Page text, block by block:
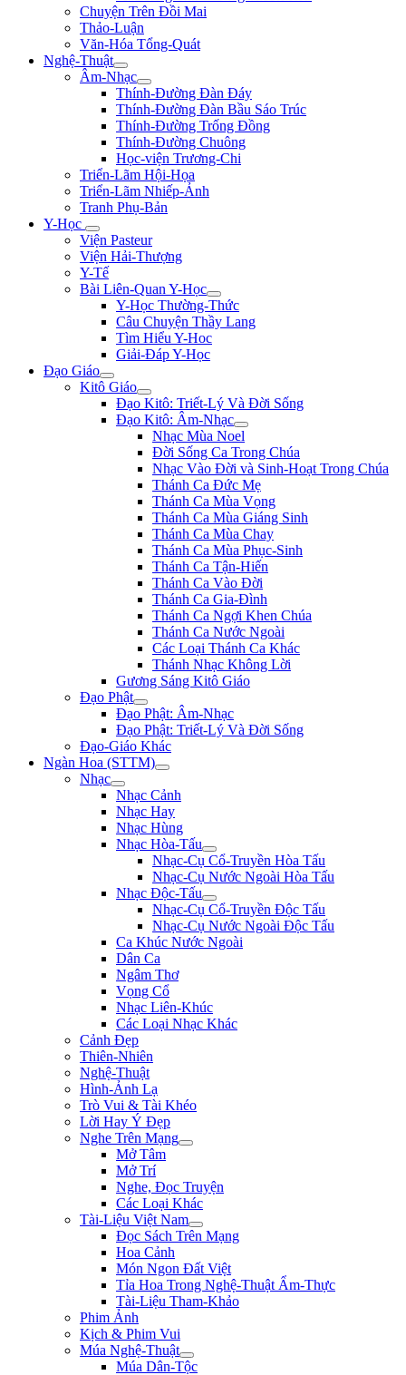
Chuyện Trên Đồi Mai
Thảo-Luận
Văn-Hóa Tổng-Quát
Nghệ-Thuật
Âm-Nhạc
Thính-Đường Đàn Đáy
Thính-Đường Đàn Bầu Sáo Trúc
Thính-Đường Trống Đồng
Thính-Đường Chuông
Học-viện Trương-Chi
Triển-Lãm Hội-Họa
Triển-Lãm Nhiếp-Ảnh
Tranh Phụ-Bản
Y-Học
Viện Pasteur
Viện Hải-Thượng
Y-Tế
Bài Liên-Quan Y-Học
Y-Học Thường-Thức
Câu Chuyện Thầy Lang
Tìm Hiểu Y-Hoc
Giải-Đáp Y-Học
Đạo Giáo
Kitô Giáo
Đạo Kitô: Triết-Lý Và Đời Sống
Đạo Kitô: Âm-Nhạc
Nhạc Mùa Noel
Đời Sống Ca Trong Chúa
Nhạc Vào Đời và Sinh-Hoạt Trong Chúa
Thánh Ca Đức Mẹ
Thánh Ca Mùa Vọng
Thánh Ca Mùa Giáng Sinh
Thánh Ca Mùa Chay
Thánh Ca Mùa Phục-Sinh
Thánh Ca Tận-Hiến
Thánh Ca Vào Đời
Thánh Ca Gia-Đình
Thánh Ca Ngợi Khen Chúa
Thánh Ca Nước Ngoài
Các Loại Thánh Ca Khác
Thánh Nhạc Không Lời
Gương Sáng Kitô Giáo
Đạo Phật
Đạo Phật: Âm-Nhạc
Đạo Phật: Triết-Lý Và Đời Sống
Đạo-Giáo Khác
Ngàn Hoa (STTM)
Nhạc
Nhạc Cảnh
Nhạc Hay
Nhạc Hùng
Nhạc Hòa-Tấu
Nhạc-Cụ Cổ-Truyền Hòa Tấu
Nhạc-Cụ Nước Ngoài Hòa Tấu
Nhạc Độc-Tấu
Nhạc-Cụ Cổ-Truyền Độc Tấu
Nhạc-Cụ Nước Ngoài Độc Tấu
Ca Khúc Nước Ngoài
Dân Ca
Ngâm Thơ
Vọng Cổ
Nhạc Liên-Khúc
Các Loại Nhạc Khác
Cảnh Đẹp
Thiên-Nhiên
Nghệ-Thuật
Hình-Ảnh Lạ
Trò Vui & Tài Khéo
Lời Hay Ý Đẹp
Nghe Trên Mạng
Mở Tâm
Mở Trí
Nghe, Đọc Truyện
Các Loại Khác
Tài-Liệu Việt Nam
Đọc Sách Trên Mạng
Hoa Cảnh
Món Ngon Đất Việt
Tỉa Hoa Trong Nghệ-Thuật Ẩm-Thực
Tài-Liệu Tham-Khảo
Phim Ảnh
Kịch & Phim Vui
Múa Nghệ-Thuật
Múa Dân-Tộc